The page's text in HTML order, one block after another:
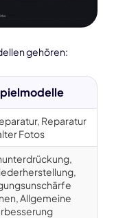
gehören:
Reparatur
Fotos
Allgemeine